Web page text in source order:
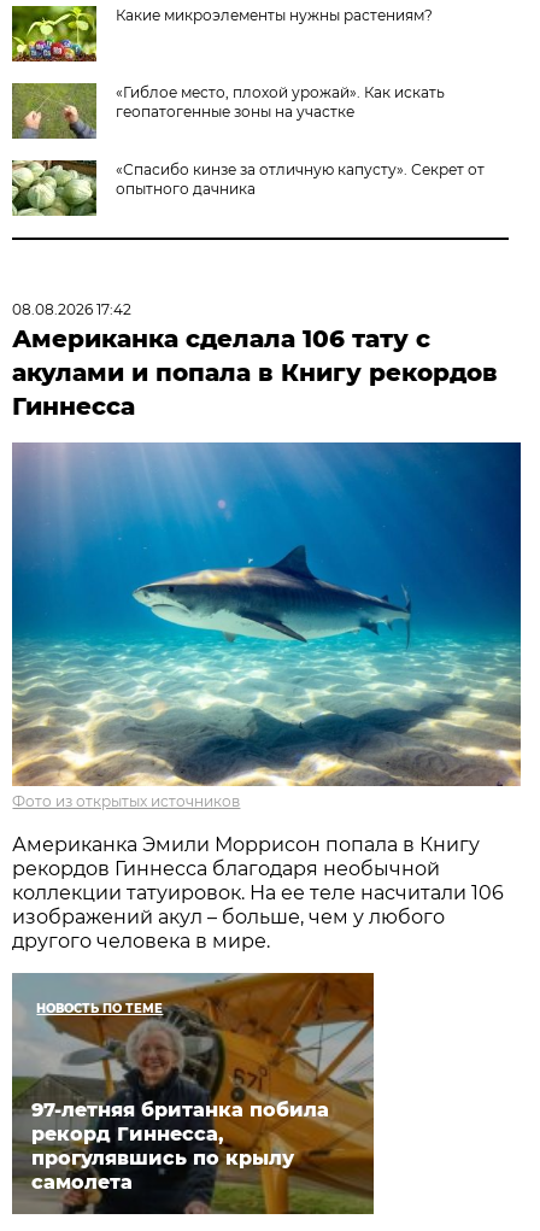
Какие микроэлементы нужны растениям?
«Гиблое место, плохой урожай». Как искать
геопатогенные зоны на участке
«Спасибо кинзе за отличную капусту». Секрет от
опытного дачника
08.08.2026 17:42
Американка сделала 106 тату с
акулами и попала в Книгу рекордов
Гиннесса
Фото из открытых источников
Американка Эмили Моррисон попала в Книгу
рекордов Гиннесса благодаря необычной
коллекции татуировок. На ее теле насчитали 106
изображений акул – больше, чем у любого
другого человека в мире.
НОВОСТЬ ПО ТЕМЕ
97-летняя британка побила
рекорд Гиннесса,
прогулявшись по крылу
самолета